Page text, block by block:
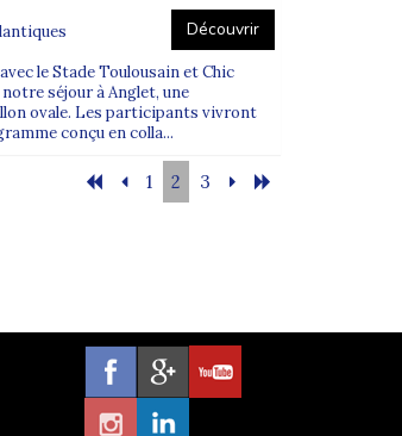
Découvrir
le Stade Toulousain et Chic
séjour à Anglet, une
ovale. Les participants vivront
conçu en colla...
1 2 3